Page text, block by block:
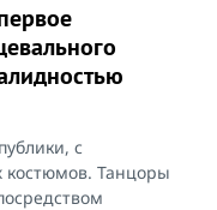
с
костюмов. Танцоры